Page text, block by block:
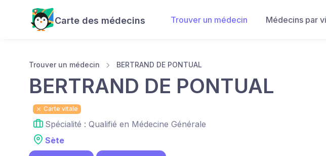
Carte des médecins Trouver un médecin Médecins par
Trouver un médecin BERTRAND DE PONTUAL
BERTRAND DE PONTUAL
Carte vitale
Spécialité : Qualifié en Médecine Générale
Sète